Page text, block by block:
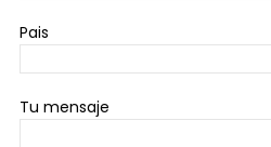
Pais
Tu mensaje